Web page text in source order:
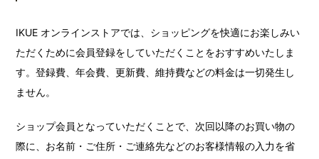
IKUE オンラインストアでは、ショッピングを快適にお楽しみい
ただくために会員登録をしていただくことをおすすめいたしま
す。登録費、年会費、更新費、維持費などの料金は一切発生し
ません。
ショップ会員となっていただくことで、次回以降のお買い物の
際に、お名前・ご住所・ご連絡先などのお客様情報の入力を省